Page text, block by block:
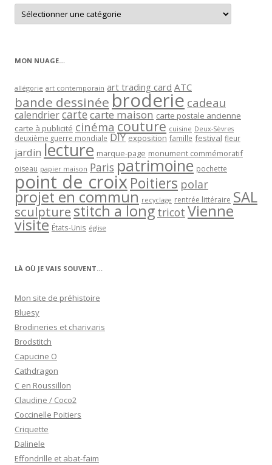
Retrouver
les
articles
MON NUAGE…
allégorie art contemporain art trading card ATC
bande dessinée broderie cadeau
calendriercartecarte maison carte postale ancienne
carte à publicité cinéma couture cuisine Deux-Sèvres
deuxième guerre mondiale DIY exposition famille festival fleur
jardin lecture marque-page monument commémoratif
oiseau papier maison Paris patrimoine pochette
point de croixPoitiers polar
projet en commun recyclage rentrée littéraire SAL
sculpturestitch a long tricot Vienne
visite États-Unis église
LÀ OÙ JE VAIS SOUVENT…
Mon site de préhistoire
Bluesy
Brodineries et charivaris
Brodstitch
Capucine O
Cathdragon
C en Roussillon
Claudine / Coco2
Coccinelle Poitiers
Criquette
Dalinele
Effondrille et abat-faim